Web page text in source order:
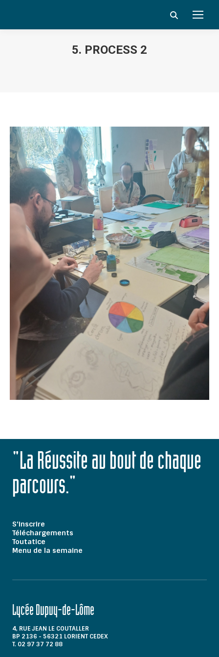
Search:
5. PROCESS 2
"La Réussite au bout de chaque
parcours."
S'inscrire
Téléchargements
Toutatice
Menu de la semaine
Lycée Dupuy-de-Lôme
4, RUE JEAN LE COUTALLER
BP 2136 - 56321 LORIENT CEDEX
T. 02 97 37 72 88